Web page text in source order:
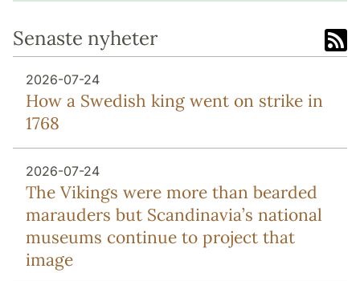
Senaste nyheter
2026-07-24
How a Swedish king went on strike in
1768
2026-07-24
The Vikings were more than bearded
marauders but Scandinavia’s national
museums continue to project that
image